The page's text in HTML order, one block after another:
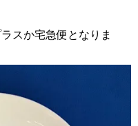
スか宅急便となりま